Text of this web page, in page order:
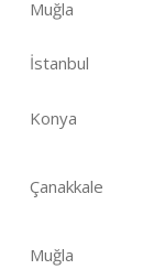
Muğla
İstanbul
Konya
Çanakkale
Muğla